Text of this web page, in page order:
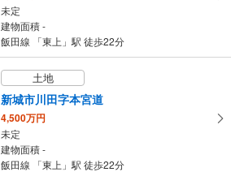
未定
建物面積 -
飯田線 「東上」駅 徒歩22分
土地
新城市川田字本宮道
4,500万円
未定
建物面積 -
飯田線 「東上」駅 徒歩22分